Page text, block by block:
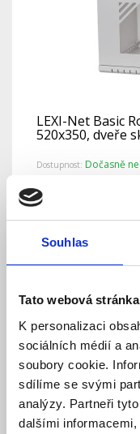
Souhlas
Tato webová
K personalizaci
sociálních médií a
soubory cookie.
sdílíme se svými
analýzy. Partneři
dalšími
LEXI-Net Basic
520x350, dveře
Dostupnost: Dočasně
Detail